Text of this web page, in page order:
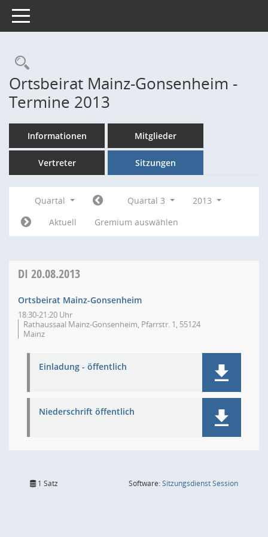
Toggle navigation
Rechercheauswahl
Ortsbeirat Mainz-Gonsenheim -
Termine 2013
Informationen Mitglieder
Vertreter Sitzungen
Quartal Quartal 3
2013
Aktuell
Gremium auswählen
DI 20.08.2013
Ortsbeirat Mainz-Gonsenheim
18:30-21:20 Uhr
Rathaussaal Mainz-Gonsenheim, Pfarrstr. 1, 55124
Mainz
Einladung - öffentlich
Niederschrift öffentlich
1 Satz Software:SitzungsdienstSession(Wird in